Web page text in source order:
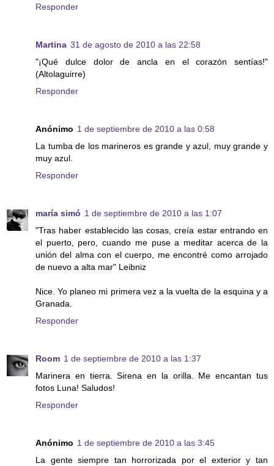
Responder
Martina 31 de agosto de 2010 a las 22:58
"¡Qué dulce dolor de ancla en el corazón sentías!"
(Altolaguirre)
Responder
Anónimo 1 de septiembre de 2010 a las 0:58
La tumba de los marineros es grande y azul, muy grande y
muy azul.
Responder
maría simó 1 de septiembre de 2010 a las 1:07
"Tras haber establecido las cosas, creía estar entrando en
el puerto, pero, cuando me puse a meditar acerca de la
unión del alma con el cuerpo, me encontré como arrojado
de nuevo a alta mar" Leibniz
Nice. Yo planeo mi primera vez a la vuelta de la esquina y a
Granada.
Responder
Room 1 de septiembre de 2010 a las 1:37
Marinera en tierra. Sirena en la orilla. Me encantan tus
fotos Luna! Saludos!
Responder
Anónimo 1 de septiembre de 2010 a las 3:45
La gente siempre tan horrorizada por el exterior y tan